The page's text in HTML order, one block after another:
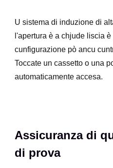
U sistema di induzione di
l'apertura è a chjude liscia
cunfigurazione pò ancu
Toccate un cassetto o una
automaticamente accesa.
Assicuranza di
di prova